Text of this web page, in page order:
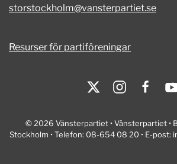
storstockholm@vansterpartiet.se
Resurser för partiföreningar
© 2026 Vänsterpartiet • Vänsterpartiet •
Stockholm • Telefon: 08-654 08 20 • E-post: